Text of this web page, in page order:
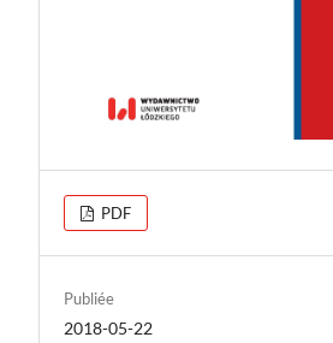
PDF
Publiée
2018-05-22